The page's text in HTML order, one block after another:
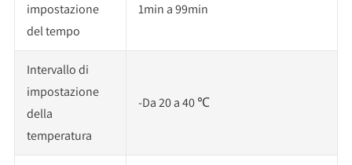
impostazione
del tempo
1min a 99min
Intervallo di
impostazione
della
temperatura
-Da 20 a 40 ℃